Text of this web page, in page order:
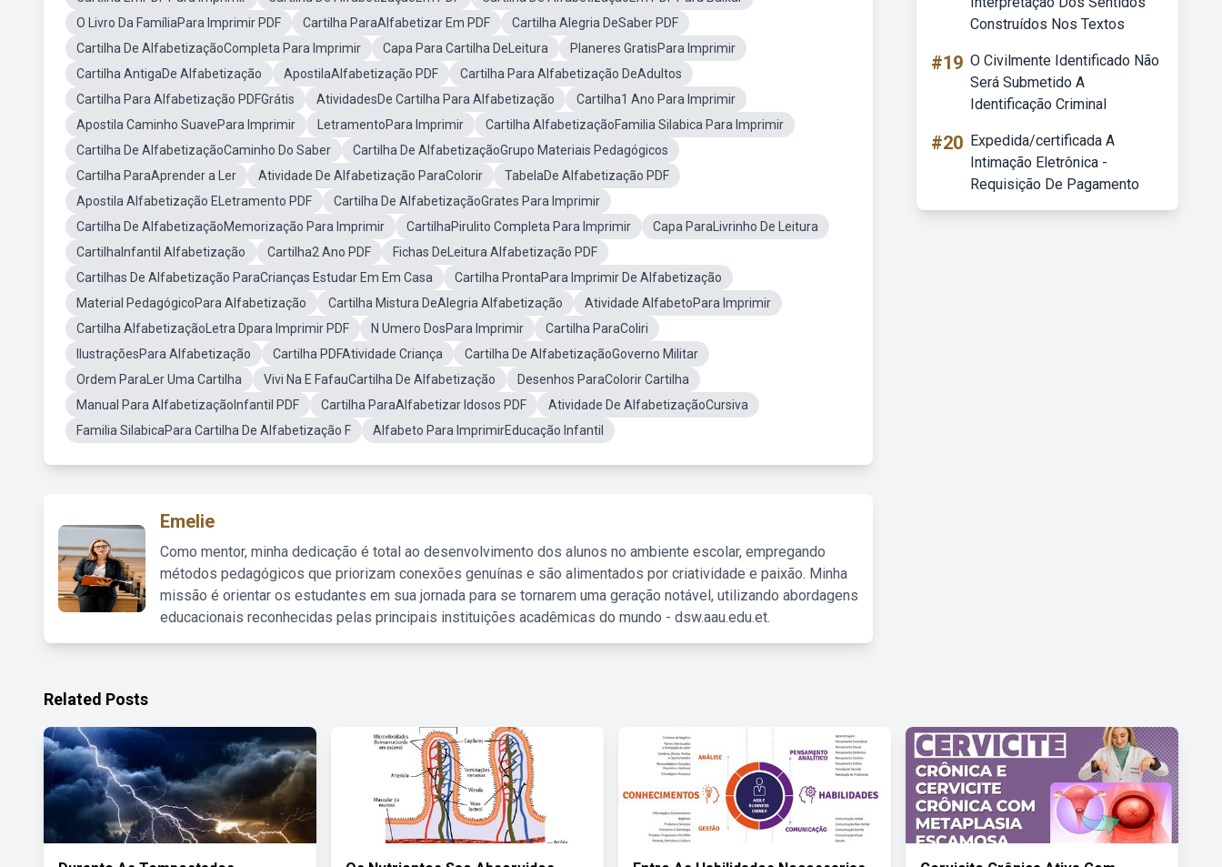
O Livro Da FamíliaPara Imprimir PDF
Cartilha ParaAlfabetizar Em PDF
Cartilha Alegria DeSaber PDF
Cartilha De AlfabetizaçãoCompleta Para Imprimir
Capa Para Cartilha DeLeitura
Planeres GratisPara Imprimir
Cartilha AntigaDe Alfabetização
ApostilaAlfabetização PDF
Cartilha Para Alfabetização DeAdultos
Cartilha Para Alfabetização PDFGrátis
AtividadesDe Cartilha Para Alfabetização
Cartilha1 Ano Para Imprimir
Apostila Caminho SuavePara Imprimir
LetramentoPara Imprimir
Cartilha AlfabetizaçãoFamilia Silabica Para Imprimir
Cartilha De AlfabetizaçãoCaminho Do Saber
Cartilha De AlfabetizaçãoGrupo Materiais Pedagógicos
Cartilha ParaAprender a Ler
Atividade De Alfabetização ParaColorir
TabelaDe Alfabetização PDF
Apostila Alfabetização ELetramento PDF
Cartilha De AlfabetizaçãoGrates Para Imprimir
Cartilha De AlfabetizaçãoMemorização Para Imprimir
CartilhaPirulito Completa Para Imprimir
Capa ParaLivrinho De Leitura
CartilhaInfantil Alfabetização
Cartilha2 Ano PDF
Fichas DeLeitura Alfabetização PDF
Cartilhas De Alfabetização ParaCrianças Estudar Em Em Casa
Cartilha ProntaPara Imprimir De Alfabetização
Material PedagógicoPara Alfabetização
Cartilha Mistura DeAlegria Alfabetização
Atividade AlfabetoPara Imprimir
Cartilha AlfabetizaçãoLetra Dpara Imprimir PDF
N Umero DosPara Imprimir
Cartilha ParaColiri
IlustraçõesPara Alfabetização
Cartilha PDFAtividade Criança
Cartilha De AlfabetizaçãoGoverno Militar
Ordem ParaLer Uma Cartilha
Vivi Na E FafauCartilha De Alfabetização
Desenhos ParaColorir Cartilha
Manual Para AlfabetizaçãoInfantil PDF
Cartilha ParaAlfabetizar Idosos PDF
Atividade De AlfabetizaçãoCursiva
Familia SilabicaPara Cartilha De Alfabetização F
Alfabeto Para ImprimirEducação Infantil
Emelie
Como mentor, minha dedicação é total ao desenvolvimento dos alunos no ambiente escolar, empregando
métodos pedagógicos que priorizam conexões genuínas e são alimentados por criatividade e paixão. Minha
missão é orientar os estudantes em sua jornada para se tornarem uma geração notável, utilizando abordagens
educacionais reconhecidas pelas principais instituições acadêmicas do mundo - dsw.aau.edu.et.
Construídos Nos Textos
#19 O Civilmente Identificado Não
Será Submetido A
Identificação Criminal
#20 Expedida/certificada A
Intimação Eletrônica -
Requisição De Pagamento
Related Posts